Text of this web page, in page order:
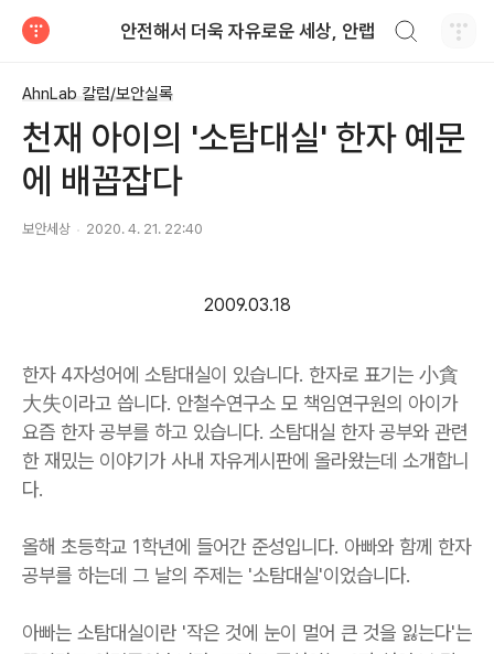
안전해서 더욱 자유로운 세상, 안랩
AhnLab 칼럼/보안실록
천재 아이의 '소탐대실' 한자 예문
에 배꼽잡다
보안세상 2020. 4. 21. 22:40
2009.03.18
한자 4자성어에 소탐대실이 있습니다. 한자로 표기는 小貪
大失이라고 씁니다. 안철수연구소 모 책임연구원의 아이가
요즘 한자 공부를 하고 있습니다. 소탐대실 한자 공부와 관련
한 재밌는 이야기가 사내 자유게시판에 올라왔는데 소개합니
다.
올해 초등학교 1학년에 들어간 준성입니다. 아빠와 함께 한자
공부를 하는데 그 날의 주제는 '소탐대실'이었습니다.
아빠는 소탐대실이란 '작은 것에 눈이 멀어 큰 것을 잃는다'는